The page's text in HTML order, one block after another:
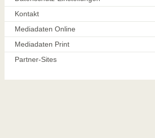
Kontakt
Mediadaten Online
Mediadaten Print
Partner-Sites